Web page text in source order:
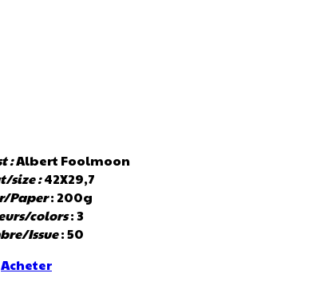
:Albert Foolmoon
size :42X29,7
Paper: 200g
colors: 3
Issue: 50
Acheter